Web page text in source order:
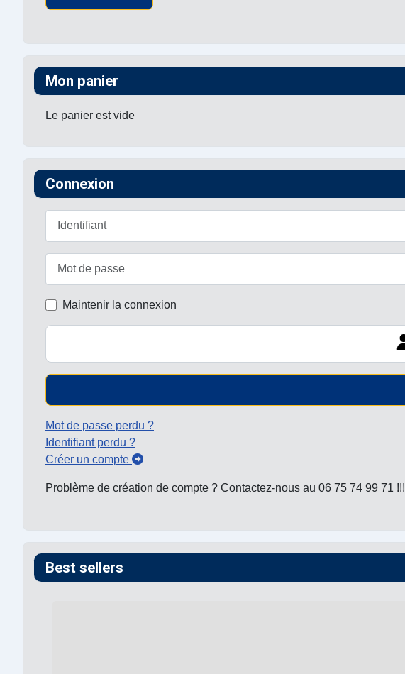
Mon panier
Le panier est vide
Connexion
Maintenir la connexion
Mot de passe perdu ?
Identifiant perdu ?
Créer un compte
Problème de création de compte ? Contactez-nous au 06 75 74 99 71 !!!
Best sellers